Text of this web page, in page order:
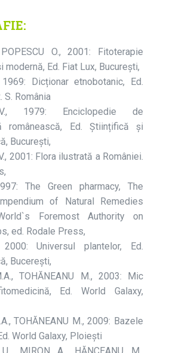
O., 2001: Fitoterapie
modernă, Ed. Fiat Lux, București,
Dicționar etnobotanic, Ed.
S. România
1979: Enciclopedie de
românească, Ed. Științifică și
București,
2001: Flora ilustrată a României.
The Green pharmacy, The
of Natural Remedies
Foremost Authority on
ed. Rodale Press,
2000: Universul plantelor, Ed.
Bucerești,
TOHĂNEANU M., 2003: Mic
Ed. World Galaxy,
TOHĂNEANU M., 2009: Bazele
World Galaxy, Ploiești